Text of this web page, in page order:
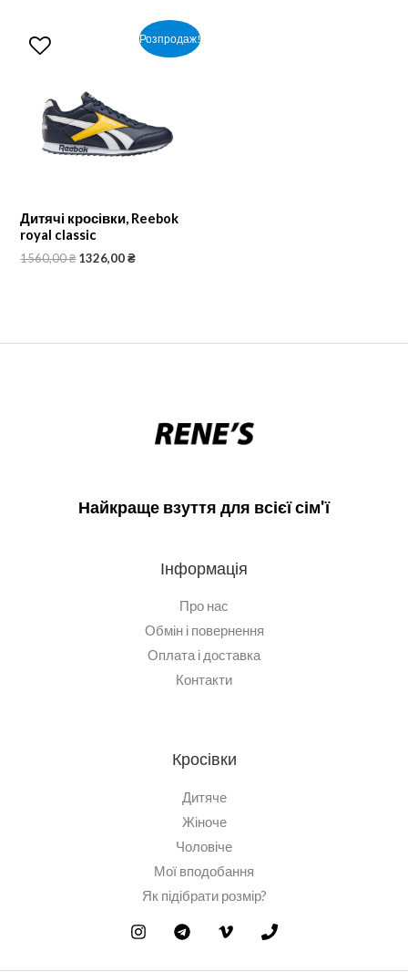
Розпродаж!
Дитячі кросівки, Reebok
royal classic
1560,00₴ 1326,00₴
Найкраще взуття для всієї сім'ї
Інформація
Про нас
Обмін і повернення
Оплата і доставка
Контакти
Кросівки
Дитяче
Жіноче
Чоловіче
Мої вподобання
Як підібрати розмір?